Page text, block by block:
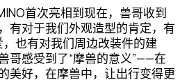
首次亮相到现在，兽哥收到
有对于我们外观造型的肯定，有
也有对我们周边改装件的建
哥感受到了“摩兽的意义”——在
美好，在摩兽中，让出行变得更